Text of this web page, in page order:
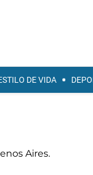
DE VIDA